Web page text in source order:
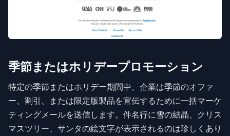
季節またはホリデープロモーション
特定の季節またはホリデー期間中、企業は季節のオファ
ー、割引、または限定版製品を宣伝するために一括マーケ
ティングメールを送信します。件名行に雪の結晶、クリス
マスツリー、サンタの絵文字が表示されるのは珍しくあり